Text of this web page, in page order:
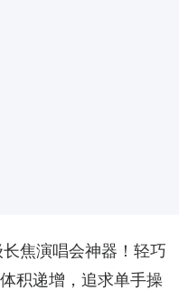
焦演唱会神器！轻巧
积递增，追求单手操